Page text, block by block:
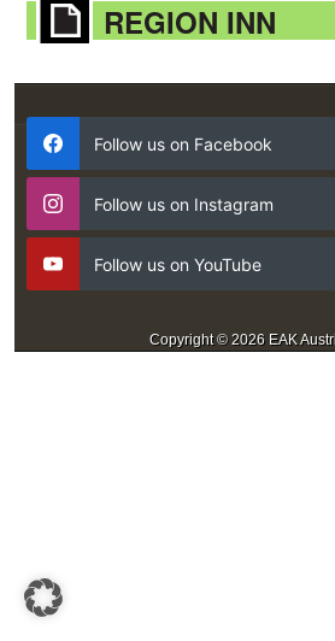
REGION INN
Follow us on Facebook
Follow us on Instagram
Follow us on YouTube
Copyright © 2026 EAK